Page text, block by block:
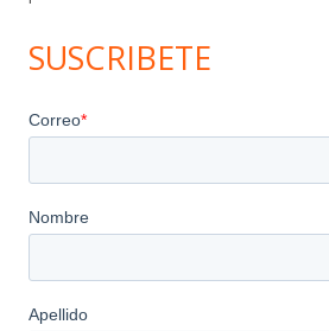
SUSCRIBETE